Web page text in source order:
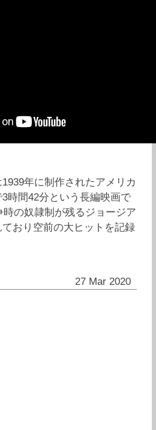
1939年に制作されたアメリカ
時間42分という長編映画で
の奴隷制が残るジョージア
おり空前の大ヒットを記録
27 Mar 2020